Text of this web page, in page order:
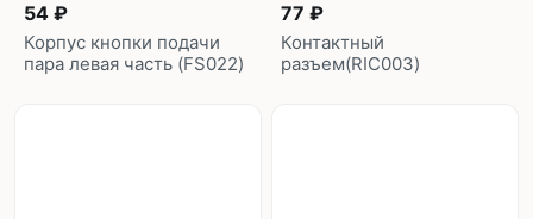
54 ₽
Корпус кнопки подачи
пара левая часть (FS022)
77 ₽
Контактный
разъем(RIC003)